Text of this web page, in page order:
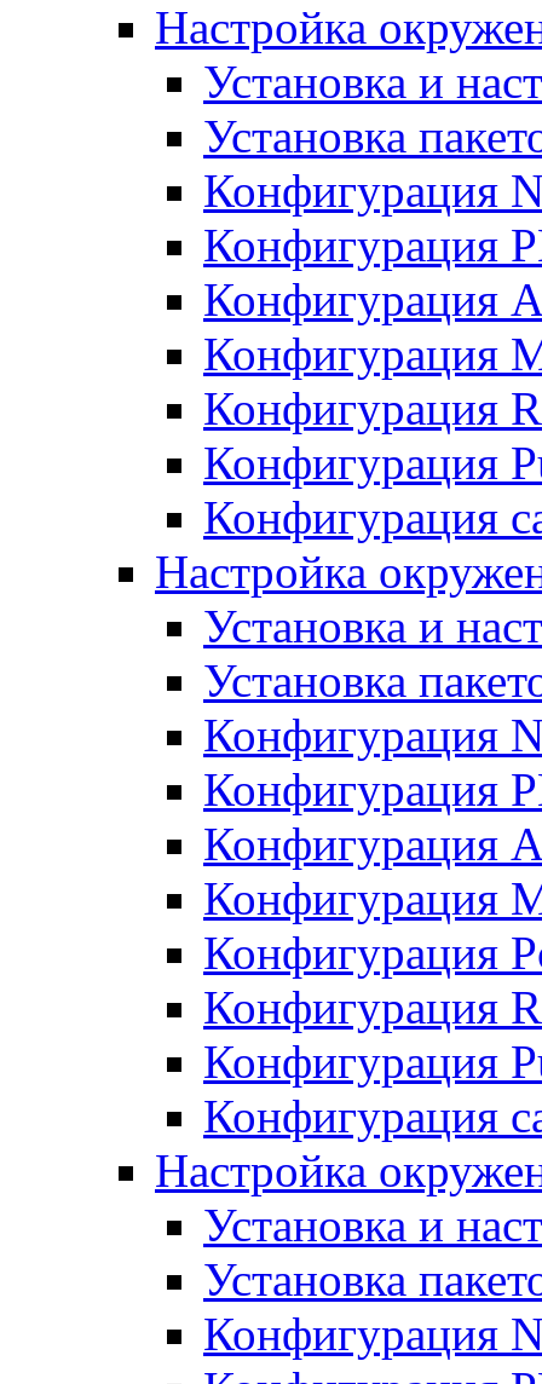
Настройка
Установка и
Установка
Конфигурация
Конфигурация
Конфигурация
Конфигурация
Конфигурация
Конфигурация
Конфигурация
Настройка
Установка и
Установка
Конфигурация
Конфигурация
Конфигурация
Конфигурация
Конфигурация
Конфигурация
Конфигурация
Конфигурация
Настройка
Установка и
Установка
Конфигурация